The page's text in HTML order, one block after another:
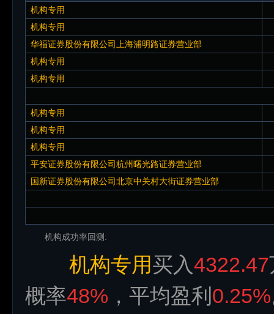
机构专用
机构专用
华福证券股份有限公司上海浦明路证券营业部
机构专用
机构专用
机构专用
机构专用
机构专用
平安证券股份有限公司杭州曙光路证券营业部
国新证券股份有限公司北京中关村大街证券营业部
机构成功率回测:
机构专用买入4322.47
概率48% ，平均盈利 0.25%